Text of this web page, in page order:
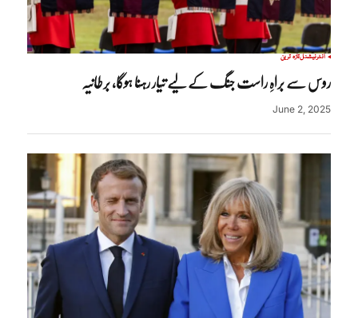
انٹرنیشنلتازہ ترین
روس سے براہِ راست جنگ کے لیے تیار رہنا ہوگا, برطانیہ
June 2, 2025